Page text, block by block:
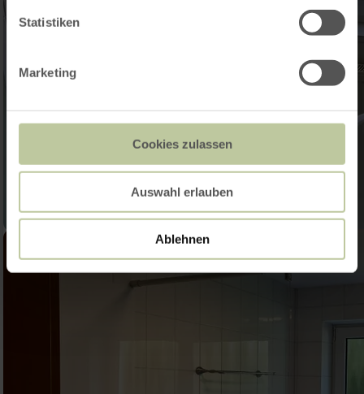
Statistiken
Marketing
Cookies zulassen
Auswahl erlauben
Ablehnen